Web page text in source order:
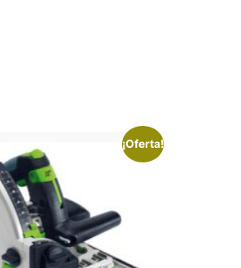
¡Oferta!